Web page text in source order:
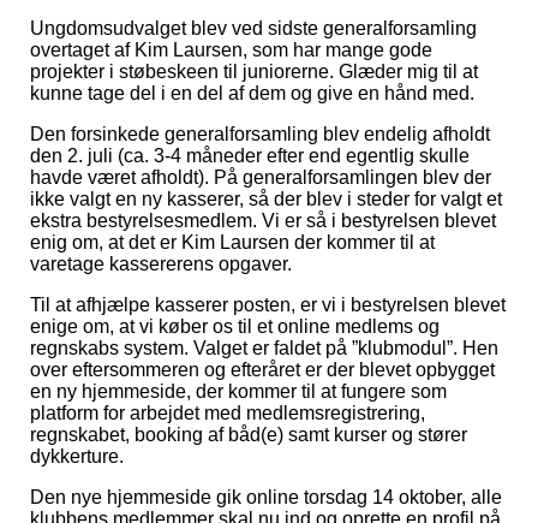
Ungdomsudvalget blev ved sidste generalforsamling
overtaget af Kim Laursen, som har mange gode
projekter i støbeskeen til juniorerne. Glæder mig til at
kunne tage del i en del af dem og give en hånd med.
Den forsinkede generalforsamling blev endelig afholdt
den 2. juli (ca. 3-4 måneder efter end egentlig skulle
havde været afholdt). På generalforsamlingen blev der
ikke valgt en ny kasserer, så der blev i steder for valgt et
ekstra bestyrelsesmedlem. Vi er så i bestyrelsen blevet
enig om, at det er Kim Laursen der kommer til at
varetage kassererens opgaver.
Til at afhjælpe kasserer posten, er vi i bestyrelsen blevet
enige om, at vi køber os til et online medlems og
regnskabs system. Valget er faldet på ”klubmodul”. Hen
over eftersommeren og efteråret er der blevet opbygget
en ny hjemmeside, der kommer til at fungere som
platform for arbejdet med medlemsregistrering,
regnskabet, booking af båd(e) samt kurser og stører
dykkerture.
Den nye hjemmeside gik online torsdag 14 oktober, alle